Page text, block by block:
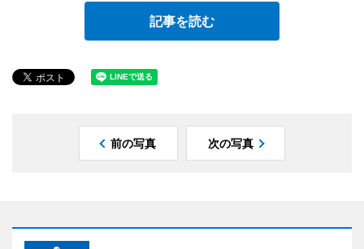
記事を読む
前の写真 次の写真